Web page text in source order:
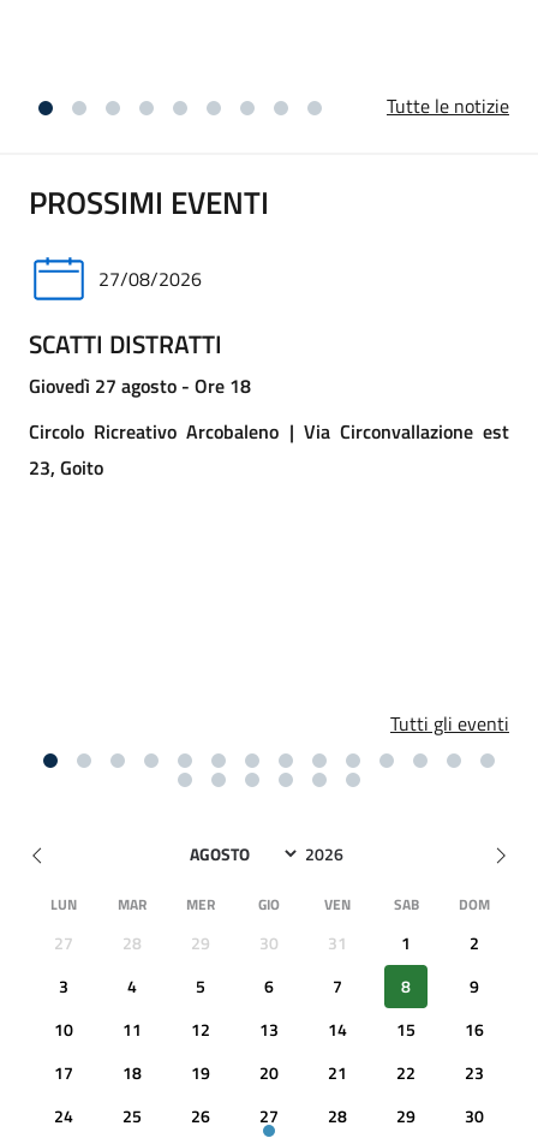
Tutte le notizie
PROSSIMI EVENTI
27/08/2026
SCATTI DISTRATTI
Giovedì 27 agosto - Ore 18
Circolo Ricreativo Arcobaleno | Via Circonvallazione est
23, Goito
Tutti gli eventi
LUN MAR MER GIO VEN SAB DOM
27 28 29 30 31 1
2
3
4 5 6 7 8
9
10
11 12 13 14 15
16
17
18 19 20 21 22
23
24
25 26 27 28 29
30